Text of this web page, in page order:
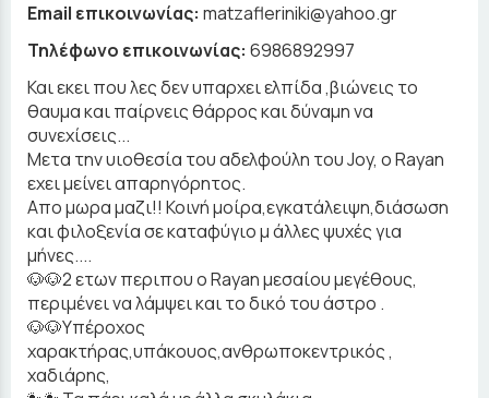
Email επικοινωνίας: matzafleriniki@yahoo.gr
Τηλέφωνο επικοινωνίας: 6986892997
Και εκει που λες δεν υπαρχει ελπίδα ,βιώνεις το
θαυμα και παίρνεις θάρρος και δύναμη να
συνεχίσεις...
Μετα την υιοθεσία του αδελφούλη του Joy, o Rayan
εχει μείνει απαρηγόρητος.
Απο μωρα μαζι!! Κοινή μοίρα,εγκατάλειψη,διάσωση
και φιλοξενία σε καταφύγιο μ άλλες ψυχές για
μήνες....
🐶🐶2 ετων περιπου ο Rayan μεσαίου μεγέθους,
περιμένει να λάμψει και το δικό του άστρο .
🐶🐶Υπέροχος
χαρακτήρας,υπάκουος,ανθρωποκεντρικός ,
χαδιάρης,